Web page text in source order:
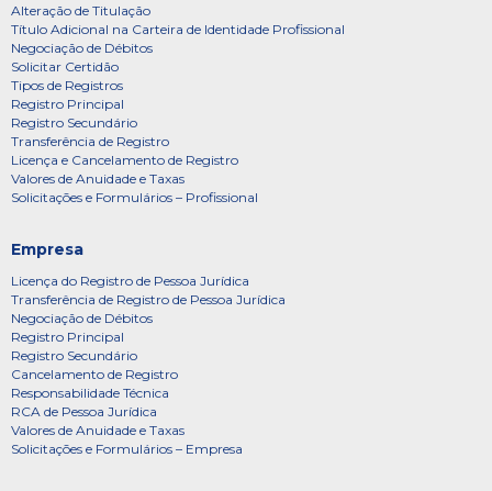
Alteração de Titulação
Título Adicional na Carteira de Identidade Profissional
Negociação de Débitos
Solicitar Certidão
Tipos de Registros
Registro Principal
Registro Secundário
Transferência de Registro
Licença e Cancelamento de Registro
Valores de Anuidade e Taxas
Solicitações e Formulários – Profissional
Empresa
Licença do Registro de Pessoa Jurídica
Transferência de Registro de Pessoa Jurídica
Negociação de Débitos
Registro Principal
Registro Secundário
Cancelamento de Registro
Responsabilidade Técnica
RCA de Pessoa Jurídica
Valores de Anuidade e Taxas
Solicitações e Formulários – Empresa